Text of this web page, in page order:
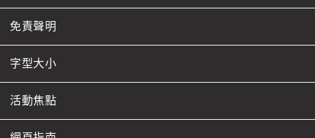
免責聲明
字型大小
活動焦點